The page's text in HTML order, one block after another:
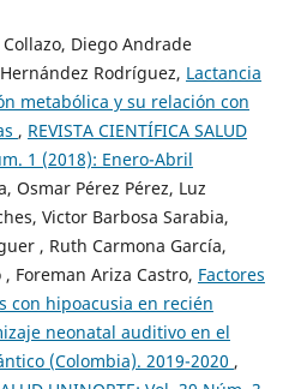
Diego Andrade
Rodríguez, Lactancia
metabólica y su relación con
, REVISTA CIENTÍFICA SALUD
1 (2018): Enero-Abril
Osmar Pérez Pérez, Luz
Victor Barbosa Sarabia,
, Ruth Carmona García,
Foreman Ariza Castro, Factores
con hipoacusia en recién
neonatal auditivo en el
(Colombia). 2019-2020 ,